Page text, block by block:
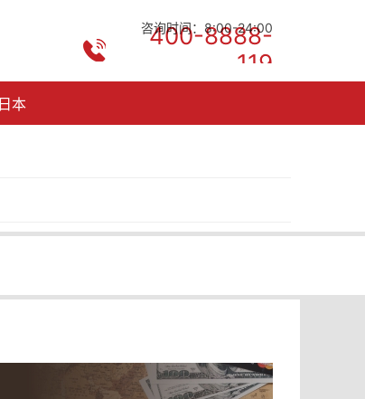
咨询时间：8:00-24:00
400-8888-
119
日本